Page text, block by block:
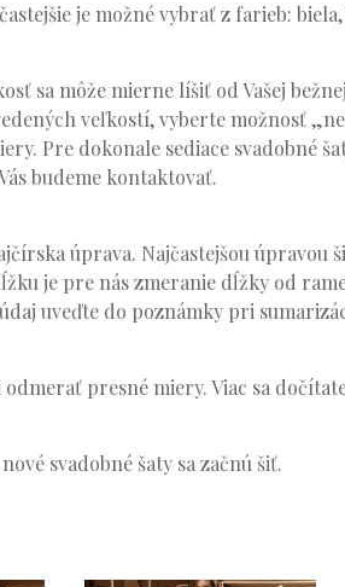
je možné vybrať z farieb:
sa môže mierne líšiť od Vašej
veľkostí, vyberte možnosť
Pre dokonale sediace svadobné
budeme kontaktovať.
úprava. Najčastejšou úpravou
je pre nás zmeranie dĺžky od
uveďte do poznámky pri
presné miery. Viac sa
svadobné šaty sa začnú šiť.